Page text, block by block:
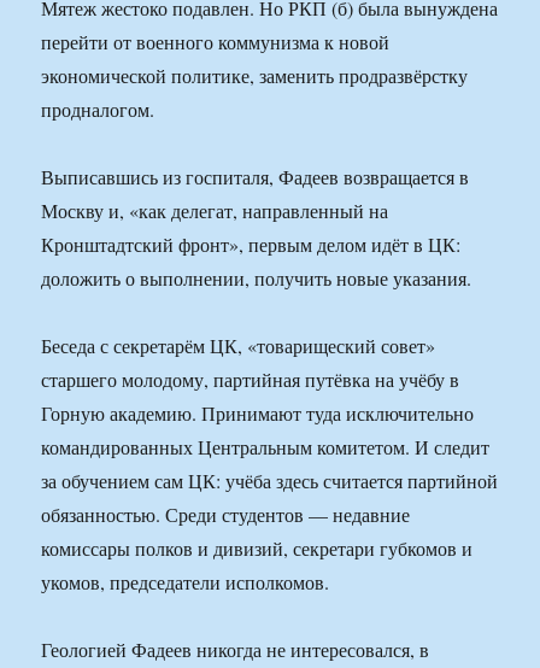
Мятеж жестоко подавлен. Но РКП (б) была вынуждена
перейти от военного коммунизма к новой
экономической политике, заменить продразвёрстку
продналогом.
Выписавшись из госпиталя, Фадеев возвращается в
Москву и, «как делегат, направленный на
Кронштадтский фронт», первым делом идёт в ЦК:
доложить о выполнении, получить новые указания.
Беседа с секретарём ЦК, «товарищеский совет»
старшего молодому, партийная путёвка на учёбу в
Горную академию. Принимают туда исключительно
командированных Центральным комитетом. И следит
за обучением сам ЦК: учёба здесь считается партийной
обязанностью. Среди студентов — недавние
комиссары полков и дивизий, секретари губкомов и
укомов, председатели исполкомов.
Геологией Фадеев никогда не интересовался, в